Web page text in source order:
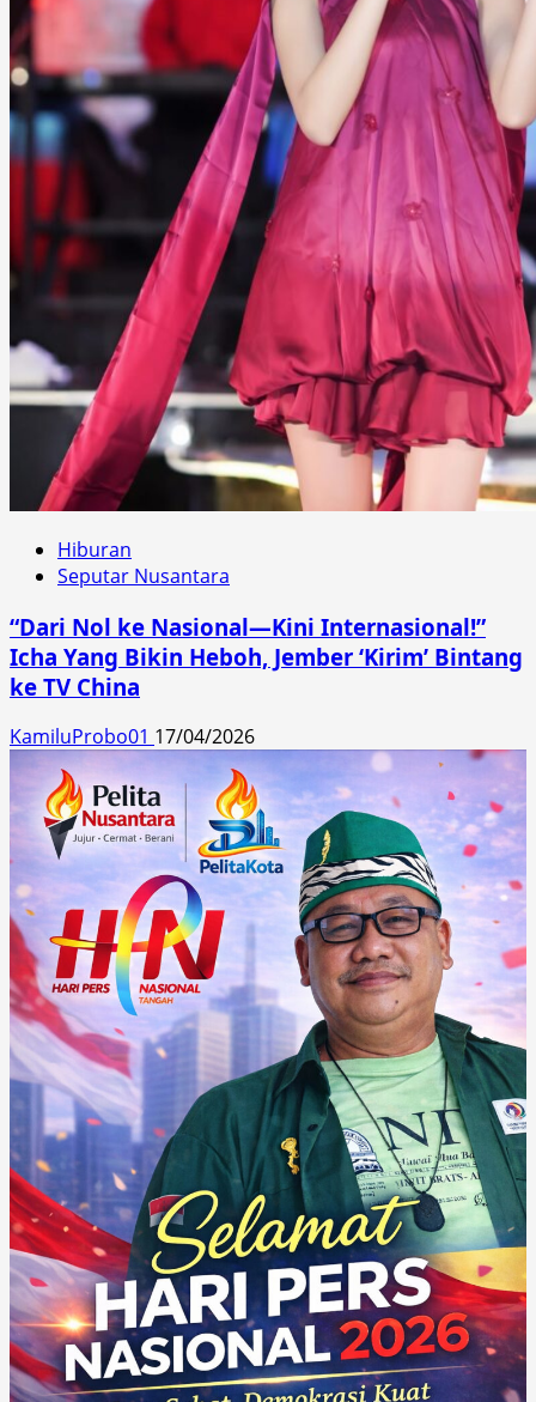
Hiburan
Seputar Nusantara
“Dari Nol ke Nasional—Kini Internasional!”
Icha Yang Bikin Heboh, Jember ‘Kirim’ Bintang
ke TV China
KamiluProbo01 17/04/2026